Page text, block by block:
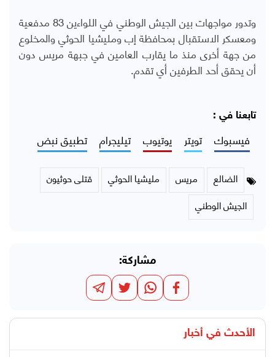
وتدور مواجهات بين الجيش الوطني في اللواءين 83 مدفعية
ومعسكر الاستقبال بمحافظة إب ومليشيا الحوثي والمخلوع
من جهة أخرى منذ ما يقارب العامين في جبهة مريس دون
أن يحقق أحد الطرفين أي تقدم.
تابعنا في :
فيسبوك تويتر يوتيوب تيليجرام تطبيق نبض
الضالع مريس مليشيا الحوثي
قتلى حوثيون
الجيش الوطني
مشاركة:
الأحدث في أخبار